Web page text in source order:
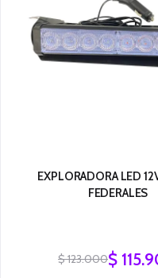
EXPLORADORA LED
FEDERALES
$123.000$